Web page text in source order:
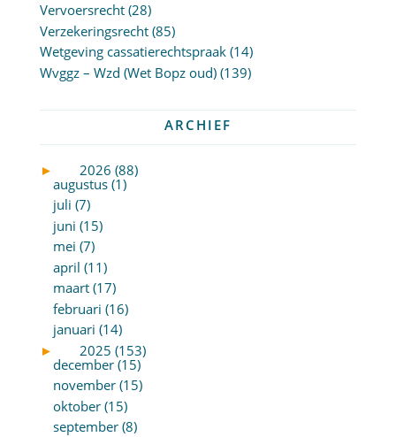
Vervoersrecht(28)
Verzekeringsrecht(85)
Wetgeving cassatierechtspraak(14)
Wvggz – Wzd (Wet Bopz oud)(139)
ARCHIEF
►
2026 (88)
augustus (1)
juli (7)
juni (15)
mei (7)
april (11)
maart (17)
februari (16)
januari (14)
►
2025 (153)
december (15)
november (15)
oktober (15)
september (8)